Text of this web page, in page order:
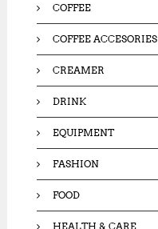
COFFEE
COFFEE ACCESORIES
CREAMER
DRINK
EQUIPMENT
FASHION
FOOD
HEALTH & CARE